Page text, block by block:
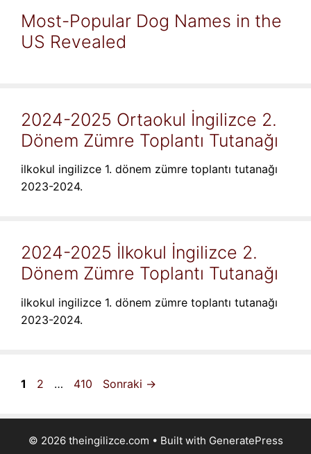
Most-Popular Dog Names in the
US Revealed
2024-2025 Ortaokul İngilizce 2.
Dönem Zümre Toplantı Tutanağı
ilkokul ingilizce 1. dönem zümre toplantı tutanağı
2023-2024.
2024-2025 İlkokul İngilizce 2.
Dönem Zümre Toplantı Tutanağı
ilkokul ingilizce 1. dönem zümre toplantı tutanağı
2023-2024.
Sayfa
1 Sayfa
2 … Sayfa
410 Sonraki →
© 2026 theingilizce.com • Built with GeneratePress